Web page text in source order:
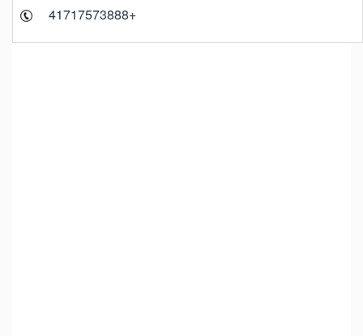
+41717573888